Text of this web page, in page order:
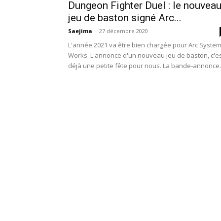
Dungeon Fighter Duel : le nouveau
jeu de baston signé Arc...
Saejima - 27 décembre 2020
L'année 2021 va être bien chargée pour Arc System
Works. L'annonce d'un nouveau jeu de baston,
déjà une petite fête pour nous. La bande-